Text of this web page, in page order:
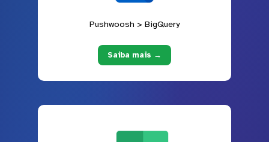
Pushwoosh > BigQuery
Saiba mais →